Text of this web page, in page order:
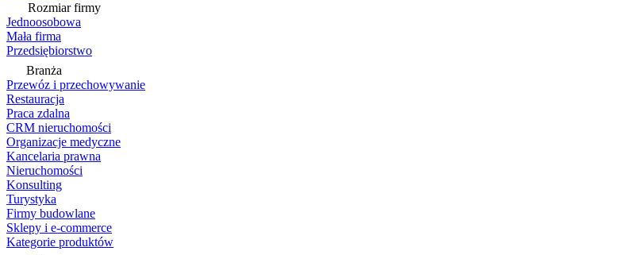
Rozmiar firmy
Jednoosobowa
Mała firma
Przedsiębiorstwo
Branża
Przewóz i przechowywanie
Restauracja
Praca zdalna
CRM nieruchomości
Organizacje medyczne
Kancelaria prawna
Nieruchomości
Konsulting
Turystyka
Firmy budowlane
Sklepy i e-commerce
Kategorie produktów